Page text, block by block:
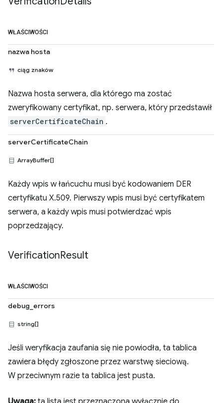
WŁAŚCIWOŚCI
nazwa hosta
ciąg znaków
Nazwa hosta serwera, dla którego ma zostać
zweryfikowany certyfikat, np. serwera, który przedstawił
serverCertificateChain .
serverCertificateChain
ArrayBuffer[]
Każdy wpis w łańcuchu musi być kodowaniem DER
certyfikatu X.509. Pierwszy wpis musi być certyfikatem
serwera, a każdy wpis musi potwierdzać wpis
poprzedzający.
VerificationResult
WŁAŚCIWOŚCI
debug_errors
string[]
Jeśli weryfikacja zaufania się nie powiodła, ta tablica
zawiera błędy zgłoszone przez warstwę sieciową.
W przeciwnym razie ta tablica jest pusta.